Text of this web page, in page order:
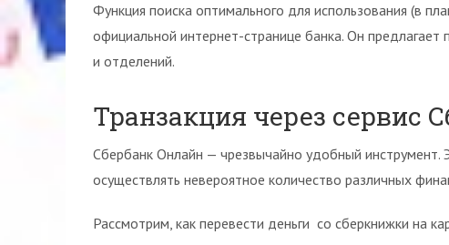
Функция поиска оптимального для использования (в
официальной интернет-странице банка. Он
и отделений.
Транзакция через сервис
Сбербанк Онлайн — чрезвычайно удобный
осуществлять невероятное количество различных
Рассмотрим, как перевести деньги со сберкнижки на